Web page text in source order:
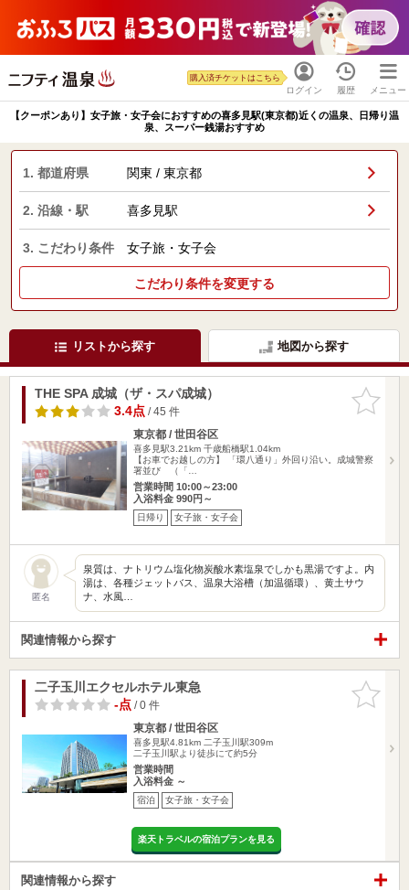
ログイン
購入済チケットはこちら
履歴 メニュー
【クーポンあり】女子旅・女子会におすすめの喜多見駅(東京都)近くの温泉、日帰り温
泉、スーパー銭湯おすすめ
1. 都道府県 関東 / 東京都
2. 沿線・駅 喜多見駅
3. こだわり条件 女子旅・女子会
こだわり条件を変更する
リストから探す 地図から探す
お気に入
りに追加
THE SPA 成城（ザ・スパ成城）
3.4点/ 45 件
東京都 / 世田谷区
喜多見駅3.21km 千歳船橋駅1.04km
【お車でお越しの方】 「環八通り」外回り沿い。成城警察
署並び （「…
営業時間 10:00～23:00
入浴料金 990円～
日帰り 女子旅・女子会
匿名
泉質は、ナトリウム塩化物炭酸水素塩泉でしかも黒湯ですよ。内
湯は、各種ジェットバス、温泉大浴槽（加温循環）、黄土サウ
ナ、水風…
関連情報から探す
お気に入
りに追加
二子玉川エクセルホテル東急
-点/ 0 件
東京都 / 世田谷区
喜多見駅4.81km 二子玉川駅309m
二子玉川駅より徒歩にて約5分
営業時間
入浴料金 ～
宿泊 女子旅・女子会
楽天トラベルの宿泊プランを見る
関連情報から探す